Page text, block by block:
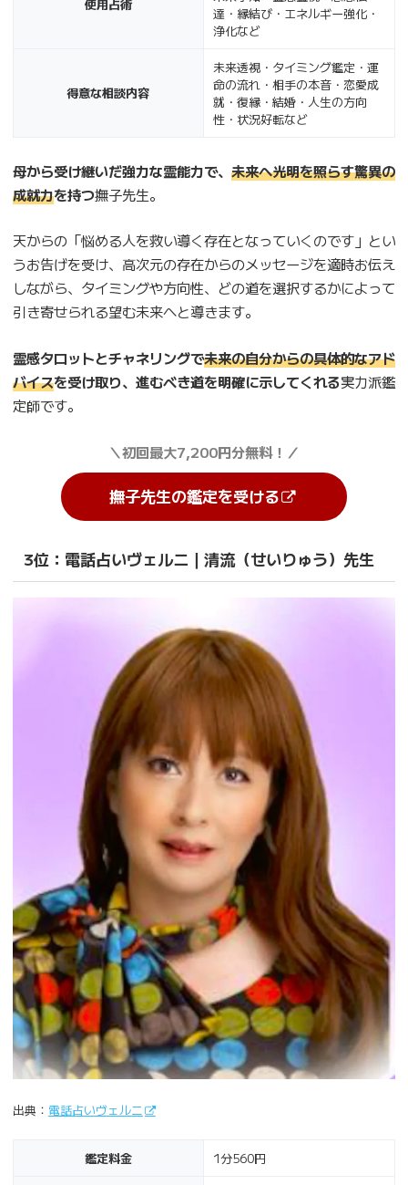
使用占術
達・縁結び・エネルギー強化・
浄化など
得意な相談内容
未来透視・タイミング鑑定・運
命の流れ・相手の本音・恋愛成
就・復縁・結婚・人生の方向
性・状況好転など
母から受け継いだ強力な霊能力で、 未来へ光明を照らす驚異の
成就力を持つ撫子先生。
天からの「悩める人を救い導く存在となっていくのです」とい
うお告げを受け、高次元の存在からのメッセージを適時お伝え
しながら、タイミングや方向性、どの道を選択するかによって
引き寄せられる望む未来へと導きます。
霊感タロットとチャネリングで未来の自分からの具体的なアド
バイスを受け取り、進むべき道を明確に示してくれる実力派鑑
定師です。
＼初回最大7,200円分無料！／
撫子先生の鑑定を受ける
3位：電話占いヴェルニ｜清流（せいりゅう）先生
出典： 電話占いヴェルニ
鑑定料金 1分560円